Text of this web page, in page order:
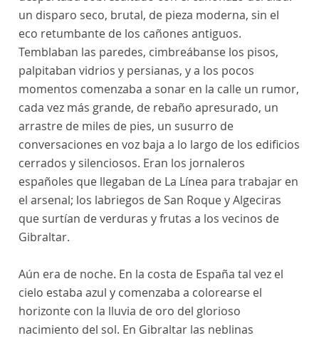
un disparo seco, brutal, de pieza moderna, sin el
eco retumbante de los cañones antiguos.
Temblaban las paredes, cimbreábanse los pisos,
palpitaban vidrios y persianas, y a los pocos
momentos comenzaba a sonar en la calle un rumor,
cada vez más grande, de rebaño apresurado, un
arrastre de miles de pies, un susurro de
conversaciones en voz baja a lo largo de los edificios
cerrados y silenciosos. Eran los jornaleros
españoles que llegaban de La Línea para trabajar en
el arsenal; los labriegos de San Roque y Algeciras
que surtían de verduras y frutas a los vecinos de
Gibraltar.
Aún era de noche. En la costa de España tal vez el
cielo estaba azul y comenzaba a colorearse el
horizonte con la lluvia de oro del glorioso
nacimiento del sol. En Gibraltar las neblinas